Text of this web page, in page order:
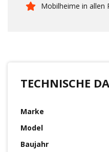
Mobilheime in allen
TECHNISCHE
Marke
Model
Baujahr